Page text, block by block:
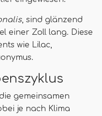
, sind glänzend
einer Zoll lang. Diese
wie Lilac,
gemeinsamen
je nach Klima